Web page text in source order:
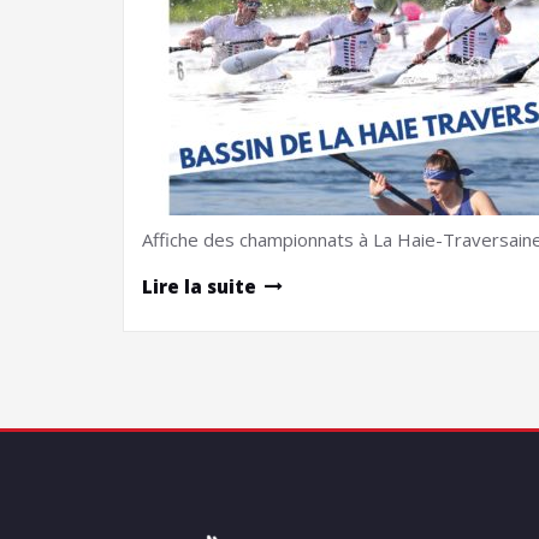
Affiche des championnats à La Haie-
Lire la suite